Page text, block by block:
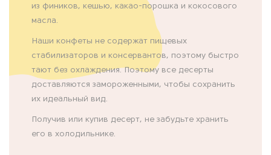
из фиников, кешью, какао-порошка и кокосового
масла.
Наши конфеты не содержат пищевых
стабилизаторов и консервантов, поэтому быстро
тают без охлаждения. Поэтому все десерты
доставляются замороженными, чтобы сохранить
их идеальный вид.
Получив или купив десерт, не забудьте хранить
его в холодильнике.